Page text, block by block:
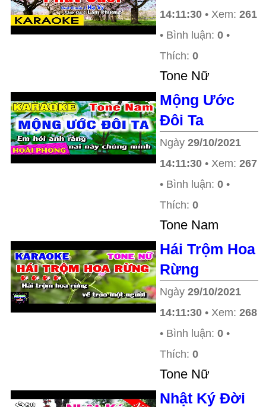
14:11:30 • Xem: 261
• Bình luận: 0 •
Thích: 0
Tone Nữ
Mộng Ước
Đôi Ta
Ngày 29/10/2021
14:11:30 • Xem: 267
• Bình luận: 0 •
Thích: 0
Tone Nam
Hái Trộm Hoa
Rừng
Ngày 29/10/2021
14:11:30 • Xem: 268
• Bình luận: 0 •
Thích: 0
Tone Nữ
Nhật Ký Đời